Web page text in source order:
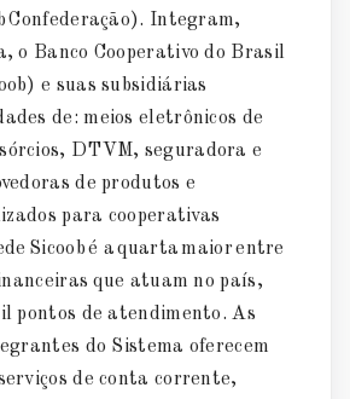
Confederação). Integram,
o Banco Cooperativo do Brasil
e suas subsidiárias
de: meios eletrônicos de
DTVM, seguradora e
de produtos e
para cooperativas
Sicoob é a quarta maior entre
que atuam no país,
pontos de atendimento. As
do Sistema oferecem
de conta corrente,